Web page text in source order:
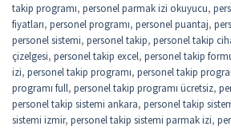
takip programı, personel parmak izi okuyucu,
fiyatları, personel programı, personel puantaj,
personel sistemi, personel takip, personel takip
çizelgesi, personel takip excel, personel takip
izi, personel takip programı, personel takip
programı full, personel takip programı ücretsiz,
personel takip sistemi ankara, personel takip
sistemi izmir, personel takip sistemi parmak izi,